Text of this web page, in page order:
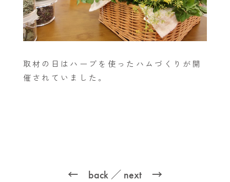
取材の日はハーブを使ったハムづくりが開
催されていました。
← back ／ next →